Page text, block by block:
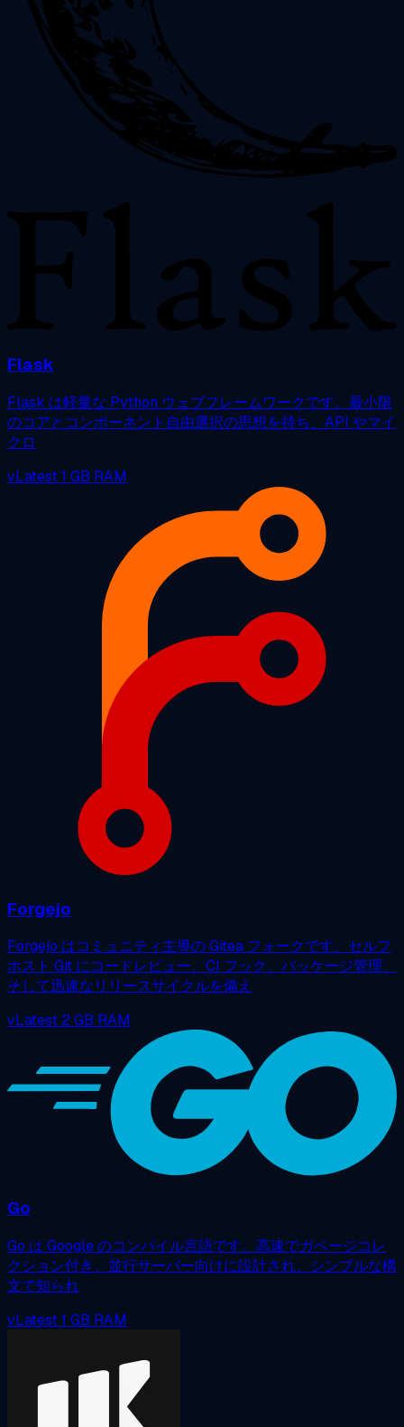
Flask
Flask は軽量な Python ウェブフレームワークです。最小限
のコアとコンポーネント自由選択の思想を持ち、API やマイ
クロ
vLatest1 GB RAM
Forgejo
Forgejo はコミュニティ主導の Gitea フォークです。セルフ
ホスト Git にコードレビュー、CI フック、パッケージ管理、
そして迅速なリリースサイクルを備え
vLatest 2 GB RAM
Go
Go は Google のコンパイル言語です。高速でガベージコレ
クション付き、並行サーバー向けに設計され、シンプルな構
文で知られ
vLatest1 GB RAM